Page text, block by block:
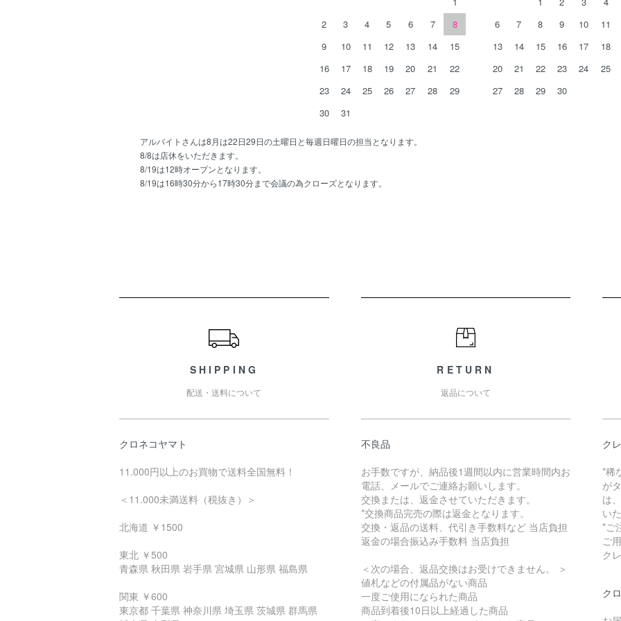
2
3 4 5 6 7
8
9
10 11 12 13 14
15
16
17 18 19 20 21
22
23
24 25 26 27 28
29
30
31
6
7 8 9 10 11
13
14 15 16 17 18
20
21 22 23 24 25
27
28 29 30
アルバイトさんは8月は22日29日の土曜日と毎週日曜日の担当となります。
8/8は店休をいただきます。
8/19は12時オープンとなります。
8/19は16時30分から17時30分まで会議の為クローズとなります。
SHIPPING
配送・送料について
クロネコヤマト
11.000円以上のお買物で送料全国無料！
＜11.000未満送料（税抜き）＞
北海道 ￥1500
東北 ￥500
青森県 秋田県 岩手県 宮城県 山形県 福島県
関東 ￥600
東京都 千葉県 神奈川県 埼玉県 茨城県 群馬県
RETURN
返品について
不良品
お手数ですが、納品後1週間以内に営業時間内お
電話、メールでご連絡お願いします。
交換または、返金させていただきます。
*交換商品完売の際は返金となります。
交換・返品の送料、代引き手数料など 当店負担
返金の場合振込み手数料 当店負担
＜次の場合、返品交換はお受けできません。 ＞
値札などの付属品がない商品
一度ご使用になられた商品
商品到着後10日以上経過した商品
ク
*稀
が
は
い
*ご
ご
ク
ク